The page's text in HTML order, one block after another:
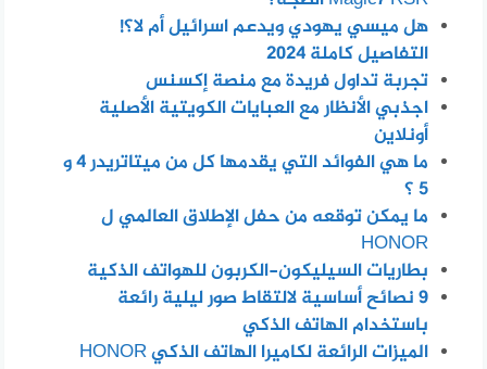
هل ميسي يهودي ويدعم اسرائيل أم لا؟!
التفاصيل كاملة 2024
تجربة تداول فريدة مع منصة إكسنس
اجذبي الأنظار مع العبايات الكويتية الأصلية
أونلاين
ما هي الفوائد التي يقدمها كل من ميتاتريدر 4 و
5 ؟
ما يمكن توقعه من حفل الإطلاق العالمي ل
HONOR
بطاريات السيليكون-الكربون للهواتف الذكية
٩ نصائح أساسية لالتقاط صور ليلية رائعة
باستخدام الهاتف الذكي
الميزات الرائعة لكاميرا الهاتف الذكي HONOR